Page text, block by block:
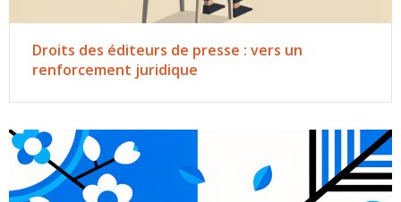
Droits des éditeurs de presse : vers un
renforcement juridique